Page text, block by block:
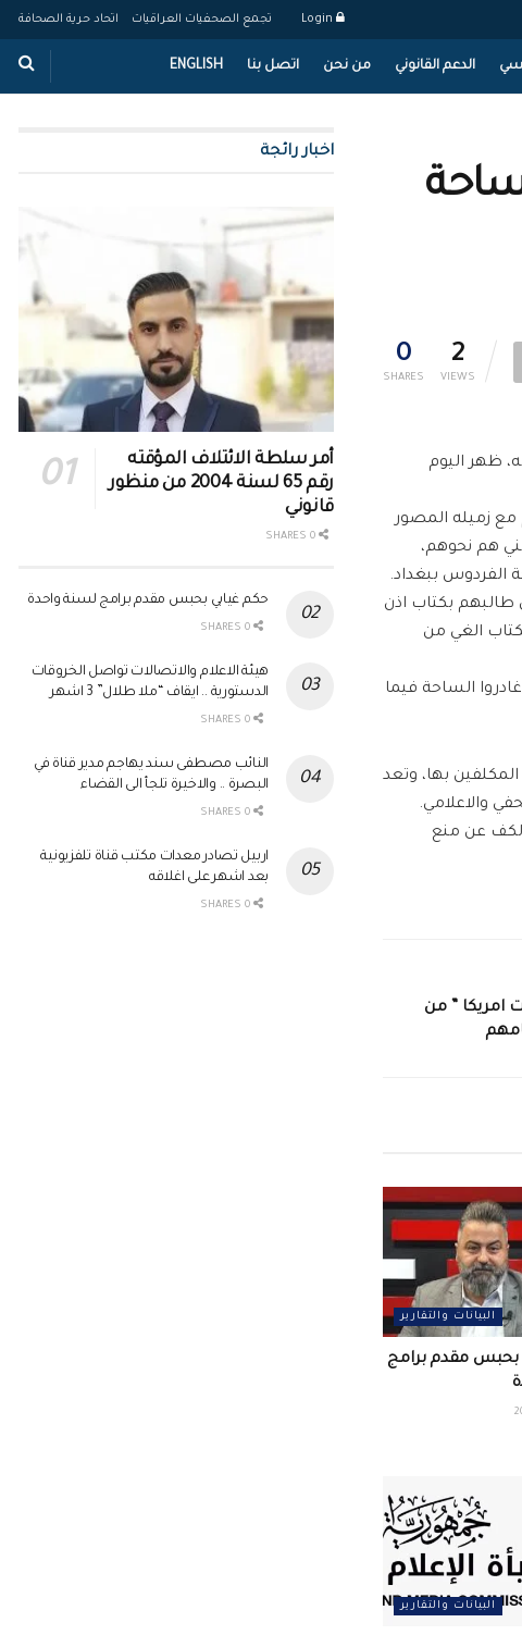
تجمع الصحفيات العراقيات اتحاد حرية الصحافة
الدعم القانوني من نحن اتصل بنا ENGLISH
0
SHARES
2
VIEWS
ظهر اليوم
مع زميله المصور
هم نحوهم،
الفردوس ببغداد.
طالبهم بكتاب اذن
الغي من
الساحة فيما
بها، وتعد
والاعلامي.
الكف عن منع
امريكا ” من
البيانات والتقارير
بحبس مقدم برامج
البيانات والتقارير
اخبار رائجة
أمر سلطة الائتلاف المؤقته
رقم 65 لسنة 2004 من منظور
قانوني
حكم غيابي بحبس مقدم برامج لسنة واحدة
هيئة الاعلام والاتصالات تواصل الخروقات
الدستورية .. ايقاف “ملا طلال” 3 اشهر
النائب مصطفى سند يهاجم مدير قناة في
البصرة .. والاخيرة تلجأ الى القضاء
اربيل تصادر معدات مكتب قناة تلفزيونية
بعد اشهر على اغلاقه